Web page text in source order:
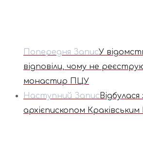
Попередня ЗаписУ
відповіли, чому не
монастир ПЦУ
Наступний Запис Відбулася
архієпископом